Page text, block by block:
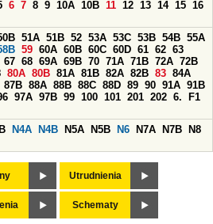
6 7 8 9 10A 10B 11 12 13 14 15 16
51A 51B 52 53A 53C 53B 54B 55A
59 60A 60B 60C 60D 61 62 63
67 68 69A 69B 70 71A 71B 72A 72B
80A 80B 81A 81B 82A 82B 83 84A
87B 88A 88B 88C 88D 89 90 91A 91B
97A 97B 99 100 101 201 202 6.
F1
N4A N4B N5A N5B N6 N7A N7B
N8
Utrudnienia
Schematy